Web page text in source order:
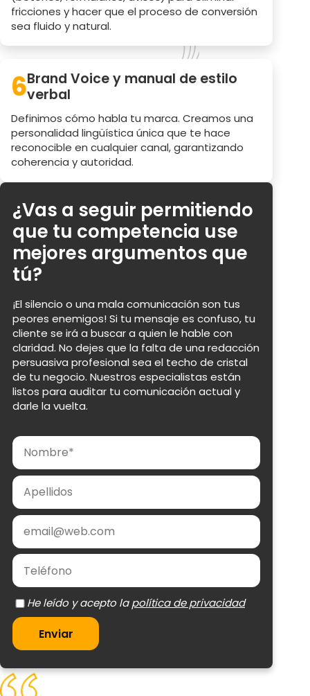
fricciones y hacer que el proceso de conversión
sea fluido y natural.
6Brand Voice y manual de estilo
verbal
Definimos cómo habla tu marca. Creamos una
personalidad lingüística única que te hace
reconocible en cualquier canal, garantizando
coherencia y autoridad.
¿Vas a seguir permitiendo
que tu competencia use
mejores argumentos que
tú?
¡El silencio o una mala comunicación son tus
peores enemigos! Si tu mensaje es confuso, tu
cliente se irá a buscar a quien le hable con
claridad. No dejes que la falta de una redacción
persuasiva profesional sea el techo de cristal
de tu negocio. Nuestros especialistas están
listos para auditar tu comunicación actual y
darle la vuelta.
política de privacidad
Enviar